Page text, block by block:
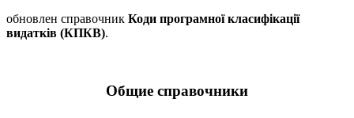
обновлен справочник Коди програмної класифікації
видатків (КПКВ).
Общие справочники